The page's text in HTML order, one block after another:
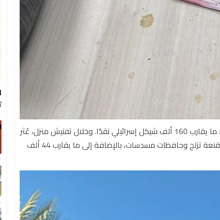
خلال عمليات التفتيش التي نُفذت في إطار العملية، تم ضبط ما يقارب 160 ألف شيكل إسرائيلي نقدًا. وخلال تفتيش منزل، عُثر
على مسدسين وذخيرة. وفي تفتيش آخر، تم ضبط سيوف وأقنعة تزلج وحافظات مسدسات، بالإضافة إلى ما يقارب 44 ألف